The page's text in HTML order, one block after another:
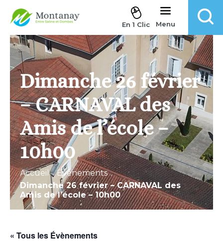
Aller au contenu
En 1 Clic Menu
Dimanche 26 février
– CARNAVAL des
Amis de l’école –
10h00
Accueil . Évènements .
Dimanche 26 février – CARNAVAL des
Amis de l’école – 10h00
« Tous les Évènements